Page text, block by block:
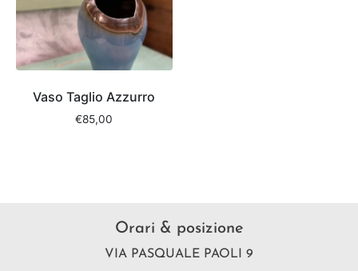
Vaso Taglio Azzurro
€85,00
Orari & posizione
VIA PASQUALE PAOLI 9